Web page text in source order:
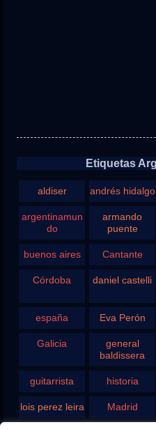
Etiquetas
aldiser andrés hidalgo
argentinamun
do
armando
puente
buenos aires Cantante
Córdoba daniel castelli
españa Eva Perón
Galicia
general
baldissera
guitarrista historia
lois perez leira Madrid